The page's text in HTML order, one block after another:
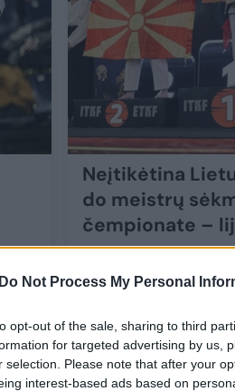
Do Not Process My Personal
opt-out of the sale, sharing to third
for targeted advertising by us,
selection. Please note that after your
interest-based ads based on
Neįtikėtina
do meistrų
čempionate –